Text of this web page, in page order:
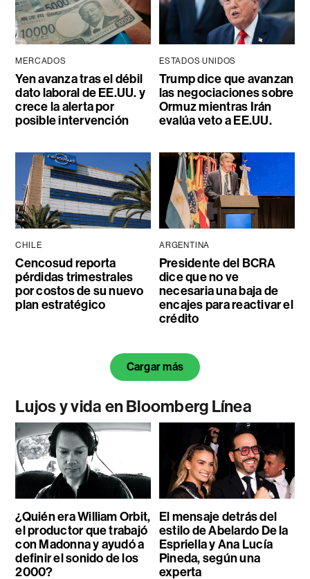
MERCADOS
Yen avanza tras el débil
dato laboral de EE.UU. y
crece la alerta por
posible intervención
ESTADOS UNIDOS
Trump dice que avanzan
las negociaciones sobre
Ormuz mientras Irán
evalúa veto a EE.UU.
CHILE
Cencosud reporta
pérdidas trimestrales
por costos de su nuevo
plan estratégico
ARGENTINA
Presidente del BCRA
dice que no ve
necesaria una baja de
encajes para reactivar el
crédito
Cargar más
Lujos y vida en Bloomberg Línea
¿Quién era William Orbit,
el productor que trabajó
con Madonna y ayudó a
definir el sonido de los
2000?
El mensaje detrás del
estilo de Abelardo De la
Espriella y Ana Lucía
Pineda, según una
experta